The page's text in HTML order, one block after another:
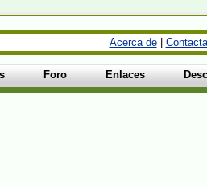
Acerca de|
Foro Enlaces